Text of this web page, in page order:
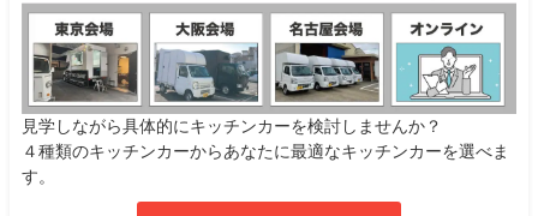
見学しながら具体的にキッチンカーを検討しませんか？
４種類のキッチンカーからあなたに最適なキッチンカーを選べま
す。